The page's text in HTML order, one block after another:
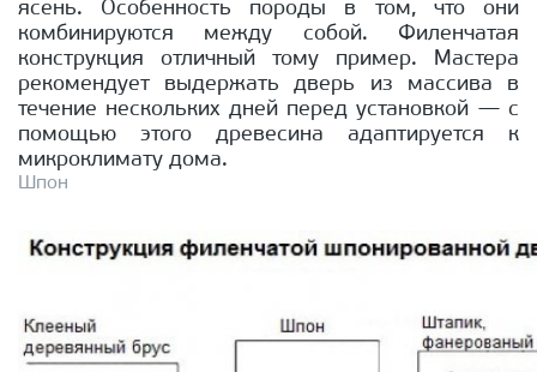
ясень. Особенность породы в том, что они
комбинируются между собой. Филенчатая
конструкция отличный тому пример. Мастера
рекомендует выдержать дверь из массива в
течение нескольких дней перед установкой — с
помощью этого древесина адаптируется к
микроклимату дома.
Шпон